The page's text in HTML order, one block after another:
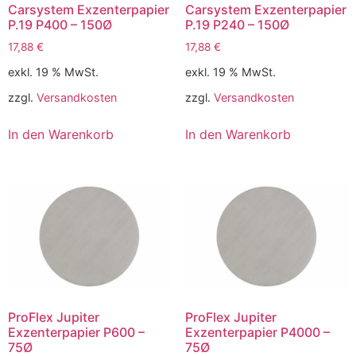
Carsystem Exzenterpapier
P.19 P400 – 150Ø
17,88 €
exkl. 19 % MwSt.
zzgl. Versandkosten
In den Warenkorb
Carsystem Exzenterpapier
P.19 P240 – 150Ø
17,88 €
exkl. 19 % MwSt.
zzgl. Versandkosten
In den Warenkorb
ProFlex Jupiter
Exzenterpapier P600 –
75Ø
ProFlex Jupiter
Exzenterpapier P4000 –
75Ø